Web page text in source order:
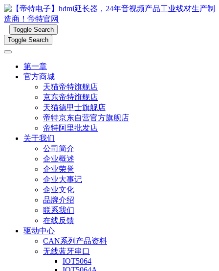
Toggle Search
Toggle Search
第一章
官方商城
天猫帝特旗舰店
京东帝特旗舰店
天猫德甲士旗舰店
帝特京东自营官方旗舰店
帝特阿里批发店
关于我们
公司简介
企业概述
企业荣誉
企业大事记
企业文化
品牌介绍
联系我们
在线反馈
驱动中心
CAN系列产品资料
无线蓝牙串口
IOT5064